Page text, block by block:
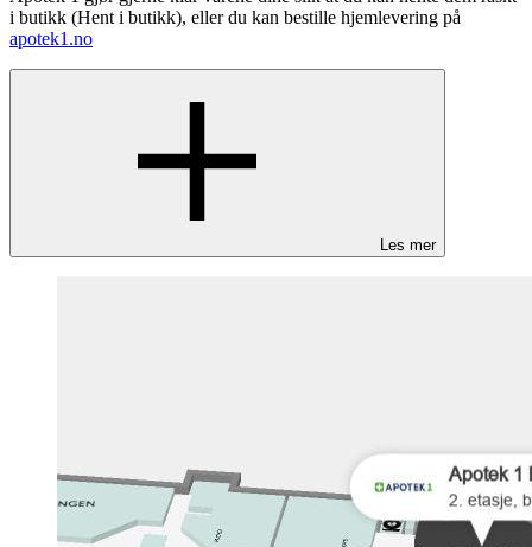
i butikk (Hent i butikk), eller du kan bestille hjemlevering på
apotek1.no
Les mer